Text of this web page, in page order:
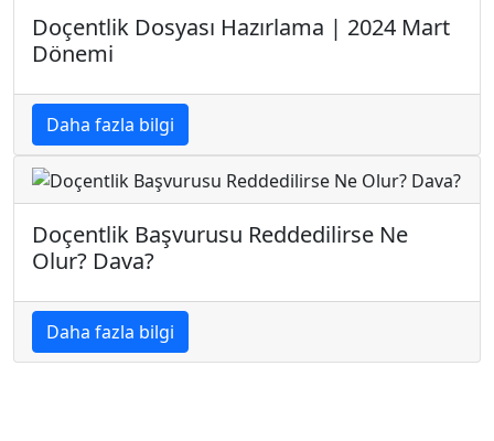
Doçentlik Dosyası Hazırlama | 2024 Mart
Dönemi
Daha fazla bilgi
Doçentlik Başvurusu Reddedilirse Ne
Olur? Dava?
Daha fazla bilgi